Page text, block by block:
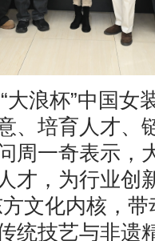
“大浪杯”中国女
、培育人才、
周一奇表示，
才，为行业创
文化内核，
统技艺与非遗